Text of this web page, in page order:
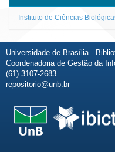
Instituto de Ciências Biológicas
Universidade de Brasília -
Coordenadoria de Gestão da
(61) 3107-2683
repositorio@unb.br